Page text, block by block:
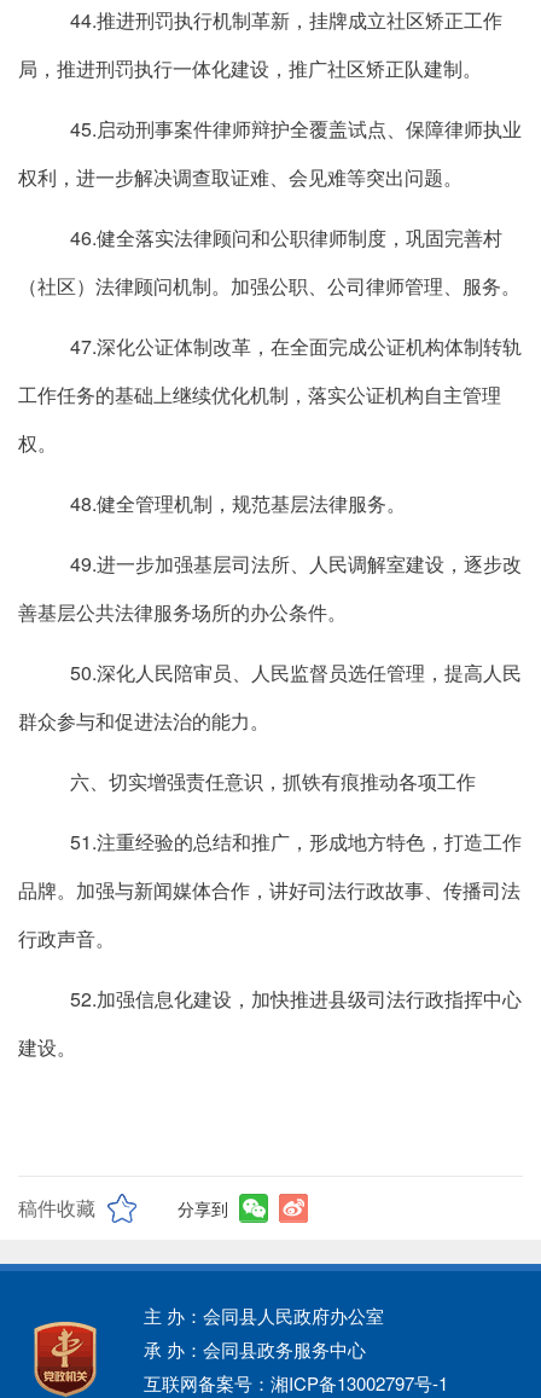
44.推进刑罚执行机制革新，挂牌成立社区矫正工作
局，推进刑罚执行一体化建设，推广社区矫正队建制。
45.启动刑事案件律师辩护全覆盖试点、保障律师执业
权利，进一步解决调查取证难、会见难等突出问题。
46.健全落实法律顾问和公职律师制度，巩固完善村
（社区）法律顾问机制。加强公职、公司律师管理、服务。
47.深化公证体制改革，在全面完成公证机构体制转轨
工作任务的基础上继续优化机制，落实公证机构自主管理
权。
48.健全管理机制，规范基层法律服务。
49.进一步加强基层司法所、人民调解室建设，逐步改
善基层公共法律服务场所的办公条件。
50.深化人民陪审员、人民监督员选任管理，提高人民
群众参与和促进法治的能力。
六、切实增强责任意识，抓铁有痕推动各项工作
51.注重经验的总结和推广，形成地方特色，打造工作
品牌。加强与新闻媒体合作，讲好司法行政故事、传播司法
行政声音。
52.加强信息化建设，加快推进县级司法行政指挥中心
建设。
稿件收藏 分享到
主 办：会同县人民政府办公室
承 办：会同县政务服务中心
互联网备案号：湘ICP备13002797号-1